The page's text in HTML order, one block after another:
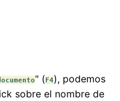
" (F4), podemos
sobre el nombre de